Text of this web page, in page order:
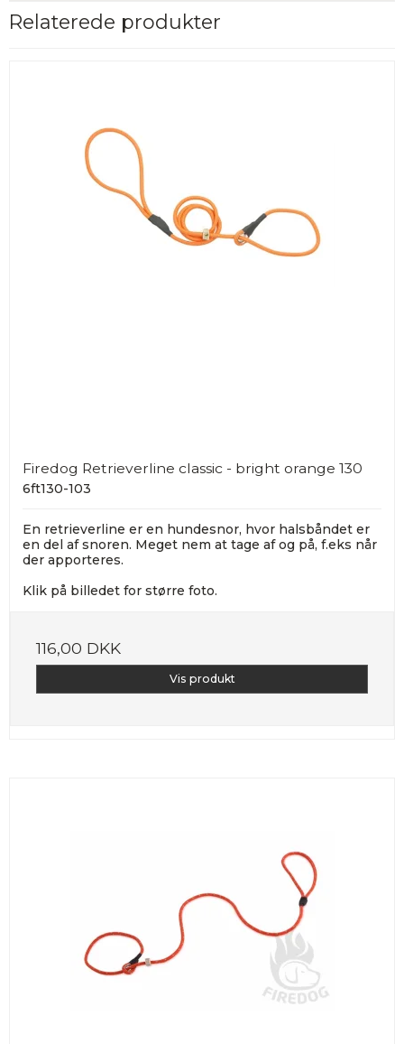
Relaterede produkter
Firedog Retrieverline classic - bright orange 130
6ft130-103
En retrieverline er en hundesnor, hvor halsbåndet er
en del af snoren. Meget nem at tage af og på, f.eks når
der apporteres.
Klik på billedet for større foto.
116,00 DKK
Vis produkt